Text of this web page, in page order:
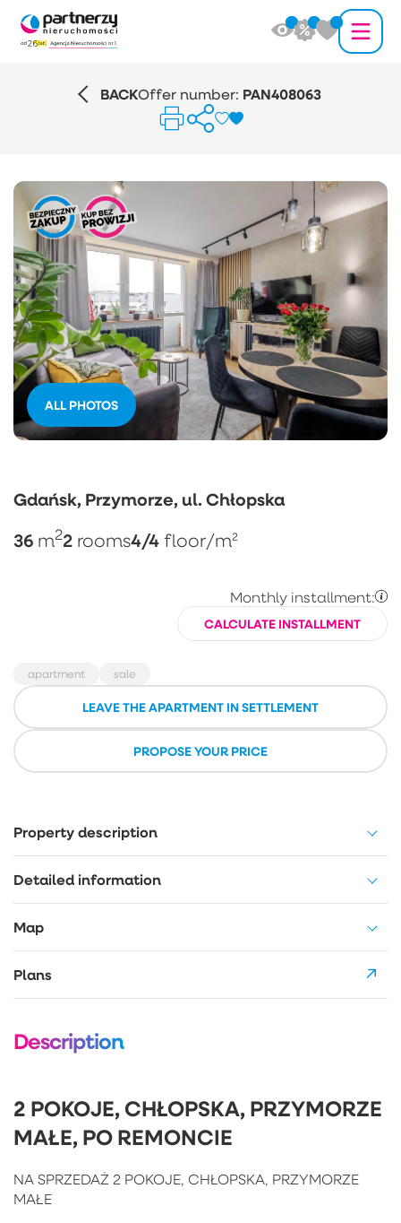
BACKOffer number: PAN408063
ALL PHOTOS
Gdańsk, Przymorze, ul. Chłopska
36 m22 rooms4/4 floor/m²
Monthly installment:
CALCULATE INSTALLMENT
apartment sale
LEAVE THE APARTMENT IN SETTLEMENT
PROPOSE YOUR PRICE
Property description
Detailed information
Map
Plans
Description
2 POKOJE, CHŁOPSKA, PRZYMORZE
MAŁE, PO REMONCIE
NA SPRZEDAŻ 2 POKOJE, CHŁOPSKA, PRZYMORZE
MAŁE